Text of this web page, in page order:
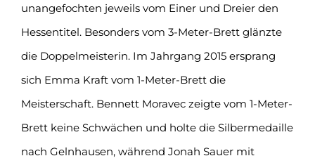
unangefochten jeweils vom Einer und Dreier den
Hessentitel. Besonders vom 3-Meter-Brett glänzte
die Doppelmeisterin. Im Jahrgang 2015 ersprang
sich Emma Kraft vom 1-Meter-Brett die
Meisterschaft. Bennett Moravec zeigte vom 1-Meter-
Brett keine Schwächen und holte die Silbermedaille
nach Gelnhausen, während Jonah Sauer mit